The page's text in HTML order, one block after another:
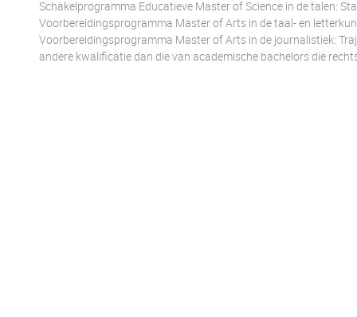
Schakelprogramma Educatieve Master of Science in de talen:
Voorbereidingsprogramma Master of Arts in de taal- en
Voorbereidingsprogramma Master of Arts in de journalistiek:
andere kwalificatie dan die van academische bachelors die